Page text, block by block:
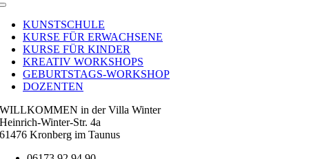
Toggle
NavigationKUNSTSCHULE
KURSE FÜR ERWACHSENE
KURSE FÜR KINDER
KREATIV WORKSHOPS
GEBURTSTAGS-WORKSHOP
DOZENTEN
WILLKOMMEN in der Villa Winter
Heinrich-Winter-Str. 4a
61476 Kronberg im Taunus